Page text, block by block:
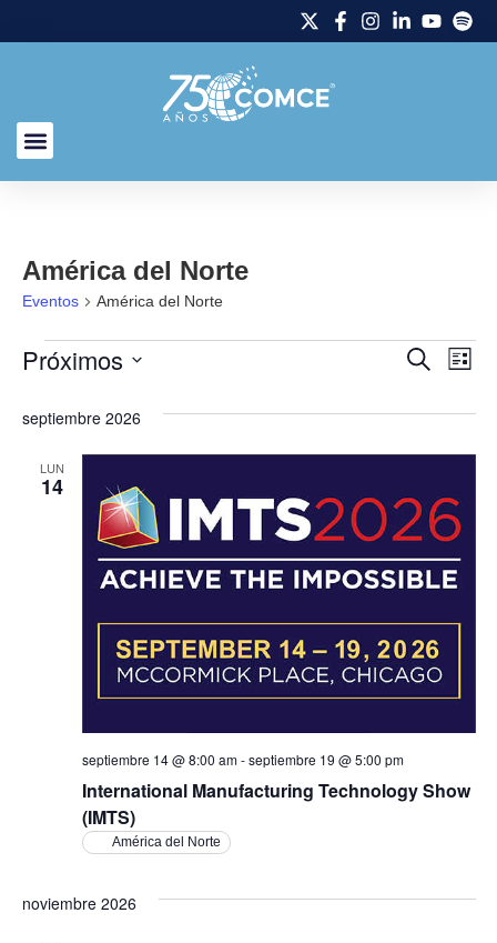
América del Norte
Eventos América del Norte
vistas
de
Buscar
Lista
Próximos
fecha.
septiembre 2026
LUN
14
International Manufacturing Technology Show
(IMTS)
septiembre 14 @ 8:00 am-septiembre 19 @ 5:00 pm
América del Norte
noviembre 2026